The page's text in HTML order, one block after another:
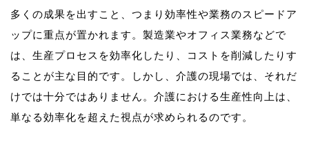
多くの成果を出すこと、つまり効率性や業務のスピードア
ップに重点が置かれます。製造業やオフィス業務などで
は、生産プロセスを効率化したり、コストを削減したりす
ることが主な目的です。しかし、介護の現場では、それだ
けでは十分ではありません。介護における生産性向上は、
単なる効率化を超えた視点が求められるのです。